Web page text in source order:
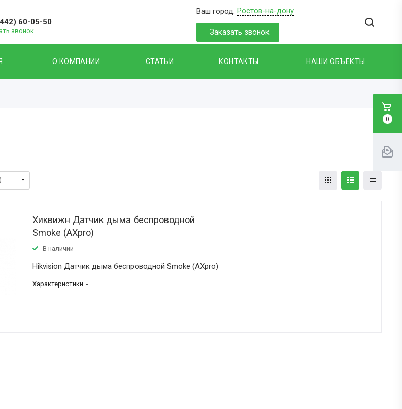
60-05-50
звонок
Ваш город: Ростов-на-дону
Заказать звонок
О КОМПАНИИ СТАТЬИ КОНТАКТЫ НАШИ ОБЪЕКТЫ
Хиквижн Датчик дыма беспроводной
Smoke (AXpro)
В наличии
Hikvision Датчик дыма беспроводной Smoke (AXpro)
Характеристики
0